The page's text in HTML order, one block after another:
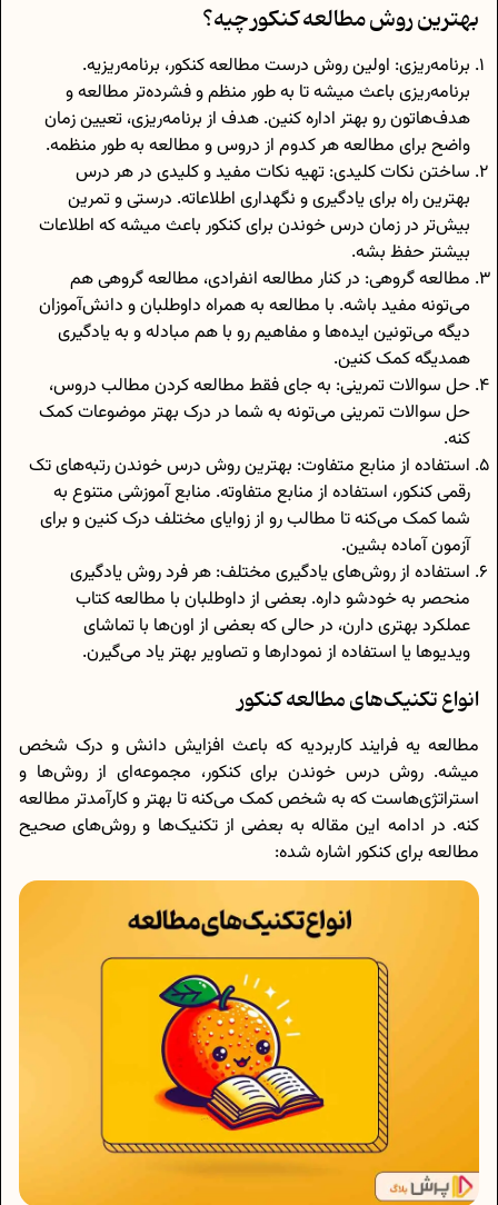
بهترین روش مطالعه کنکور چیه؟
برنامه‌ریزی: اولین روش درست مطالعه کنکور، برنامه‌ریزیه.
برنامه‌ریزی باعث میشه تا به طور منظم و فشرده‌تر مطالعه و
هدف‌هاتون رو بهتر اداره کنین. هدف از برنامه‌ریزی، تعیین زمان
واضح برای مطالعه هر کدوم از دروس و مطالعه به طور منظمه.
ساختن نکات کلیدی: تهیه نکات مفید و کلیدی در هر درس
بهترین راه برای یادگیری و نگهداری اطلاعاته. درستی و تمرین
بیش‌تر در زمان درس خوندن برای کنکور باعث میشه که اطلاعات
بیشتر حفظ بشه.
مطالعه گروهی: در کنار مطالعه انفرادی، مطالعه گروهی هم
می‌تونه مفید باشه. با مطالعه به همراه داوطلبان و دانش‌آموزان
دیگه می‌تونین ایده‌ها و مفاهیم رو با هم مبادله و به یادگیری
همدیگه کمک کنین.
حل سوالات تمرینی: به جای فقط مطالعه کردن مطالب دروس،
حل سوالات تمرینی می‌تونه به شما در درک بهتر موضوعات کمک
کنه.
استفاده از منابع متفاوت: بهترین روش درس خوندن رتبه‌های تک
رقمی کنکور، استفاده از منابع متفاوته. منابع آموزشی متنوع به
شما کمک می‌کنه تا مطالب رو از زوایای مختلف درک کنین و برای
آزمون آماده بشین.
استفاده از روش‌های یادگیری مختلف: هر فرد روش یادگیری
منحصر به خودشو داره. بعضی از داوطلبان با مطالعه کتاب
عملکرد بهتری دارن، در حالی که بعضی از اون‌ها با تماشای
ویدیوها یا استفاده از نمودارها و تصاویر بهتر یاد می‌گیرن.
انواع تکنیک‌های مطالعه کنکور
مطالعه یه فرایند کاربردیه که باعث افزایش دانش و درک شخص
میشه. روش درس خوندن برای کنکور، مجموعه‌ای از روش‌ها و
استراتژی‌هاست که به شخص کمک می‌کنه تا بهتر و کارآمدتر مطالعه
کنه. در ادامه این مقاله به بعضی از تکنیک‌ها و روش‌های صحیح
مطالعه برای کنکور اشاره شده: